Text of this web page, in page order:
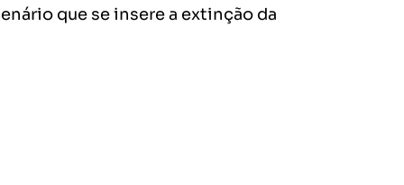
que se insere a extinção da